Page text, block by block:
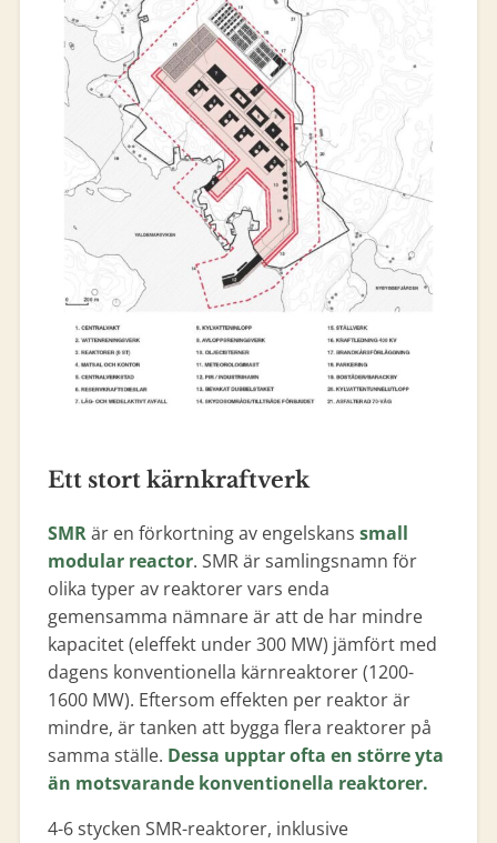
Ett stort kärnkraftverk
SMRär en förkortning av engelskans small
modular reactor. SMR är samlingsnamn för
olika typer av reaktorer vars enda
gemensamma nämnare är att de har mindre
kapacitet (eleffekt under 300 MW) jämfört med
dagens konventionella kärnreaktorer (1200-
1600 MW). Eftersom effekten per reaktor är
mindre, är tanken att bygga flera reaktorer på
samma ställe. Dessa upptar ofta en större yta
än motsvarande konventionella reaktorer.
4-6 stycken SMR-reaktorer, inklusive